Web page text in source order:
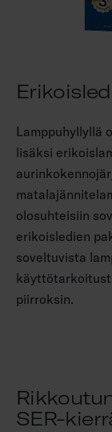
Lamppuhyllyllä
lisäksi
olosuhteisiin
erikoisledien
soveltuvista
piirroksin.
SER-